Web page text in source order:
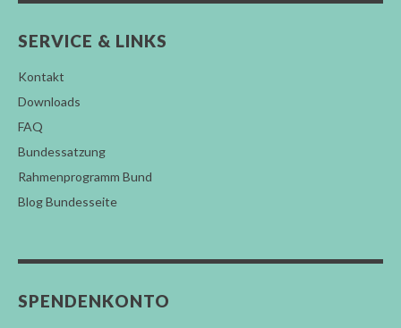
SERVICE & LINKS
Kontakt
Downloads
FAQ
Bundessatzung
Rahmenprogramm Bund
Blog Bundesseite
SPENDENKONTO